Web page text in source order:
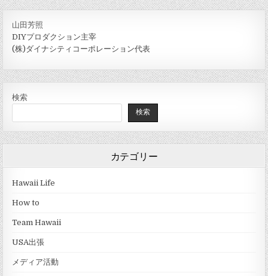
山田芳照
DIYプロダクション主宰
(株)ダイナシティコーポレーション代表
検索
検索
カテゴリー
Hawaii Life
How to
Team Hawaii
USA出張
メディア活動